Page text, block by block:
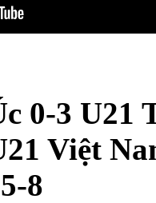
0-3 U21
Việt
8